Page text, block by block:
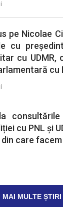
pe Nicolae
cu
cu UDMR,
cu
cu PNL și
care
MAI MULTE ȘTIRI